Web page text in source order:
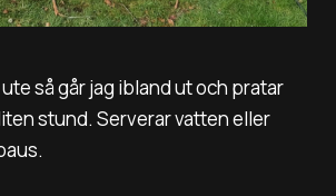
så går jag ibland ut och pratar
stund. Serverar vatten eller